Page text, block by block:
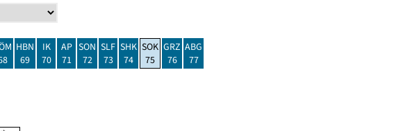
HBN
69
IK
70
AP
71
SON
72
SLF
73
SHK
74
SOK
75
GRZ
76
ABG
77